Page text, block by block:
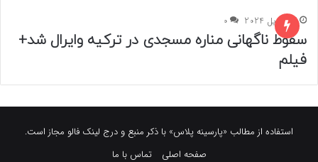
22 آوریل 2024 0
سقوط ناگهانی مناره مسجدی در ترکیه وایرال شد+
فیلم
استفاده از مطالب «پارسینه پلاس» با ذکر منبع و درج لینک فالو مجاز است.
صفحه اصلی
تماس با ما